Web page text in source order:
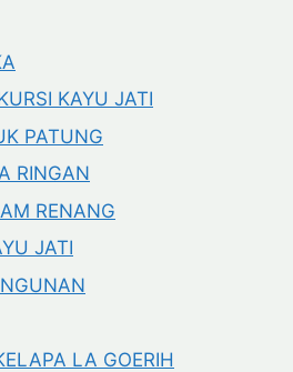
KAYU JATI
PATUNG
RINGAN
RENANG
JATI
LA GOERIH